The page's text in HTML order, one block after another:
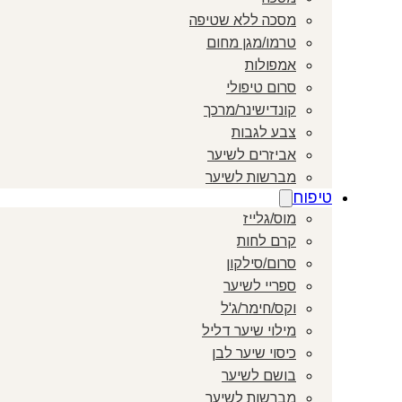
מסכה ללא שטיפה
טרמו/מגן מחום
אמפולות
סרום טיפולי
קונדישינר/מרכך
צבע לגבות
אביזרים לשיער
מברשות לשיער
טיפוח
מוס/גלייז
קרם לחות
סרום/סילקון
ספריי לשיער
וקס/חימר/ג'ל
מילוי שיער דליל
כיסוי שיער לבן
בושם לשיער
מברשות לשיער